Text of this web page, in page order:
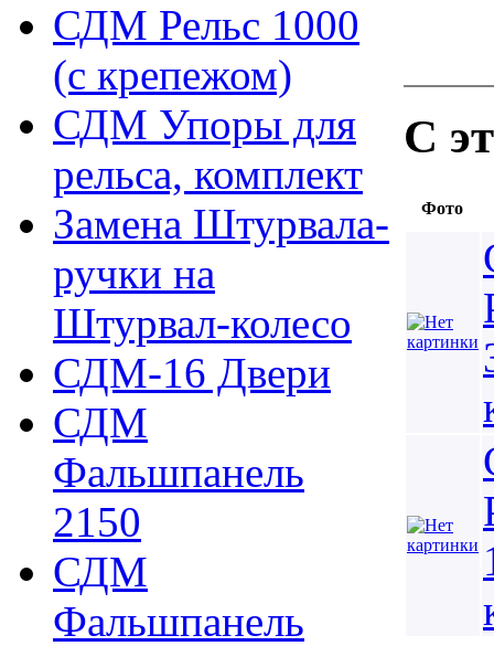
СДМ Рельс 1000
(с крепежом)
СДМ Упоры для
рельса, комплект
Замена Штурвала-
ручки на
Штурвал-колесо
СДМ-16 Двери
СДМ
Фальшпанель
2150
СДМ
Фальшпанель
С
Фото